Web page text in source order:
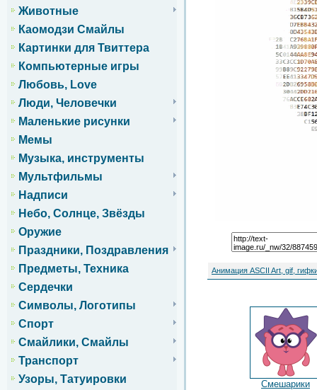
Животные
Каомодзи Смайлы
Картинки для Твиттера
Компьютерные игры
Любовь, Love
Люди, Человечки
Маленькие рисунки
Мемы
Музыка, инструменты
Мультфильмы
Надписи
Небо, Солнце, Звёзды
Оружие
Праздники, Поздравления
Предметы, Техника
Сердечки
Символы, Логотипы
Спорт
Смайлики, Смайлы
Транспорт
Узоры, Татуировки
Анимация ASCII Art, gif,
Смешарики